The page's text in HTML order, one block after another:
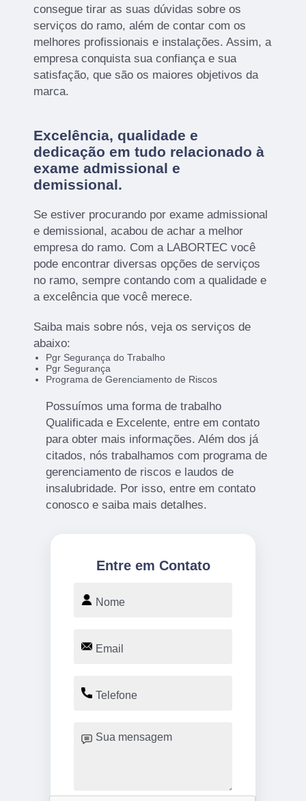
consegue tirar as suas dúvidas sobre os
serviços do ramo, além de contar com os
melhores profissionais e instalações. Assim, a
empresa conquista sua confiança e sua
satisfação, que são os maiores objetivos da
marca.
Excelência, qualidade e
dedicação em tudo relacionado à
exame admissional e
demissional.
Se estiver procurando por exame admissional
e demissional, acabou de achar a melhor
empresa do ramo. Com a LABORTEC você
pode encontrar diversas opções de serviços
no ramo, sempre contando com a qualidade e
a excelência que você merece.
Saiba mais sobre nós, veja os serviços de
abaixo:
Pgr Segurança do Trabalho
Pgr Segurança
Programa de Gerenciamento de Riscos
Possuímos uma forma de trabalho
Qualificada e Excelente, entre em contato
para obter mais informações. Além dos já
citados, nós trabalhamos com programa de
gerenciamento de riscos e laudos de
insalubridade. Por isso, entre em contato
conosco e saiba mais detalhes.
Entre em Contato